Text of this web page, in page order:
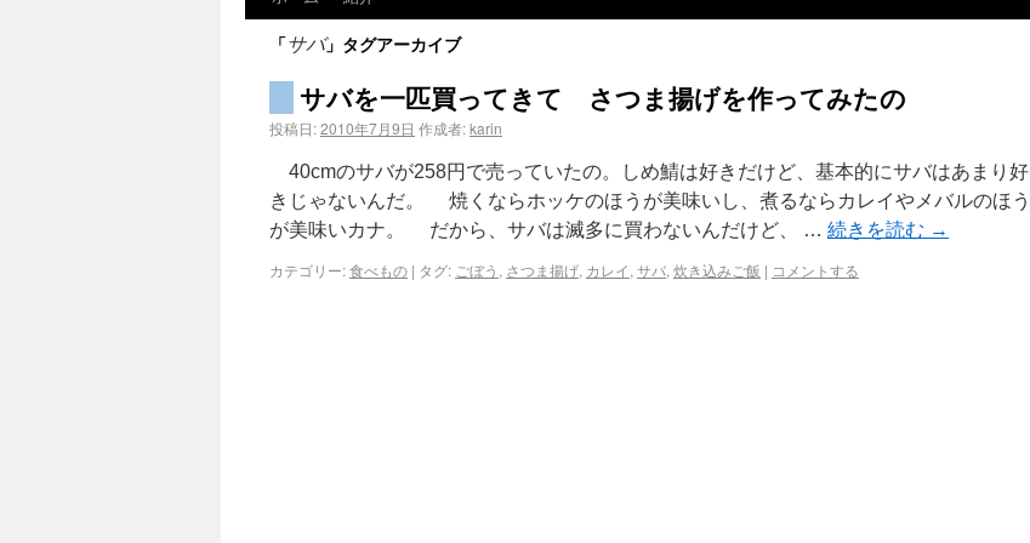
「サバ」タグアーカイブ
サバを一匹買ってきて さつま揚げを作ってみたの
投稿日:2010年7月9日 作成者:karin
40cmのサバが258円で売っていたの。しめ鯖は好きだけど、基本的にサバはあまり好
きじゃないんだ。 焼くならホッケのほうが美味いし、煮るならカレイやメバルのほう
が美味いカナ。 だから、サバは滅多に買わないんだけど、 … 続きを読む →
カテゴリー:食べもの | タグ: ごぼう , さつま揚げ, カレイ, サバ, 炊き込みご飯 | コメントする